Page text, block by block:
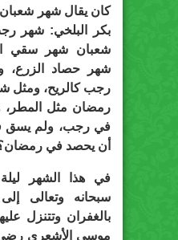
كان يقال شهر شعبان
بكر البلخي: شهر
شعبان شهر سقي
شهر حصاد الزرع،
رجب كالريح، ومثل
رمضان مثل
في رجب، ولم يسق
أن يحصد في
في هذا الشهر
سبحانه وتعالى
بالغفران وتتنزل
موسى الأشعري